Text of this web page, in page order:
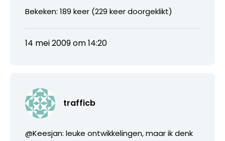
Bekeken: 189 keer (229 keer doorgeklikt)
14 mei 2009 om 14:20
trafficb
@Keesjan: leuke ontwikkelingen, maar ik denk